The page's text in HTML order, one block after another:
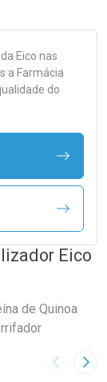
Eico nas
a Farmácia
do
Eico
de Quinoa
Imagem